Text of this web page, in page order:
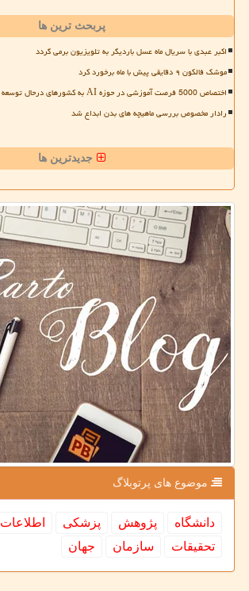
پربحث ترین ها
اکبر عبدی با سریال ماه عسل باردیگر به تلویزیون برمی گردد
موشک فالکون ۹ دقایقی پیش با ماه برخورد کرد
اختصاص 5000 فرصت آموزشی در حوزه AI به کشورهای درحال توسعه
رادار مخصوص بررسی ماهیچه های بدن ابداع شد
جدیدترین ها
موضوع های پرتوبلاگ
دانشگاه پژوهش پزشكی اطلاعات
تحقیقات
سازمان جهان